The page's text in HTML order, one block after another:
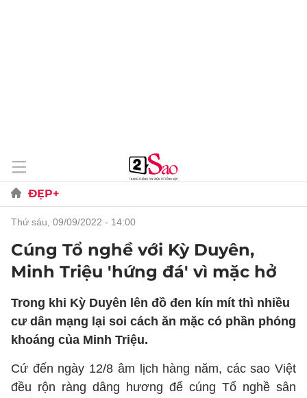
ĐẸP+
thứ sáu, 09/09/2022 - 14:00
Cúng Tổ nghề với Kỳ Duyên,
Minh Triệu 'hứng đá' vì mặc hở
Trong khi Kỳ Duyên lên đồ đen kín mít thì nhiều
cư dân mạng lại soi cách ăn mặc có phần phóng
khoáng của Minh Triệu.
Cứ đến ngày 12/8 âm lịch hàng năm, các sao Việt
đều rộn ràng dâng hương để cúng Tổ nghề sân